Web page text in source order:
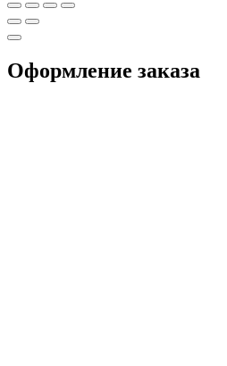
Оформление заказа